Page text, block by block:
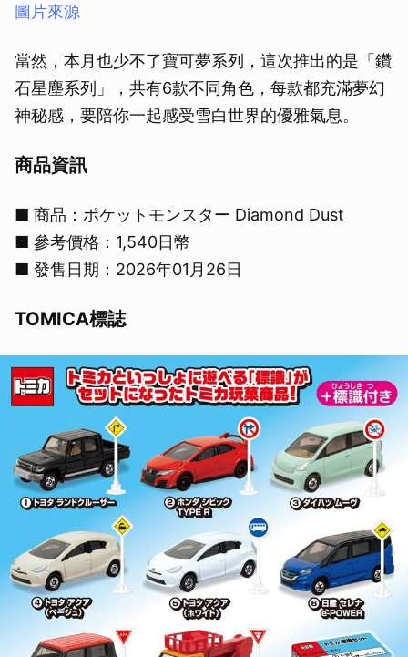
圖片來源
當然，本月也少不了寶可夢系列，這次推出的是「鑽
石星塵系列」，共有6款不同角色，每款都充滿夢幻
神秘感，要陪你一起感受雪白世界的優雅氣息。
商品資訊
■ 商品：ポケットモンスター Diamond Dust
■ 參考價格：1,540日幣
■ 發售日期：2026年01月26日
TOMICA標誌